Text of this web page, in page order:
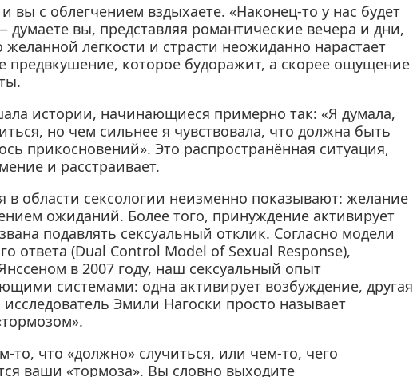
вы с облегчением вздыхаете. «Наконец-то у нас будет
думаете вы, представляя романтические вечера и дни,
лёгкости и страсти неожиданно нарастает
предвкушение, которое будоражит, а скорее ощущение
истории, начинающиеся примерно так: «Я думала,
но чем сильнее я чувствовала, что должна быть
прикосновений». Это распространённая ситуация,
и расстраивает.
в области сексологии неизменно показывают: желание
ожиданий. Более того, принуждение активирует
подавлять сексуальный отклик. Согласно модели
ответа (Dual Control Model of Sexual Response),
в 2007 году, наш сексуальный опыт
системами: одна активирует возбуждение, другая
исследователь Эмили Нагоски просто называет
то, что «должно» случиться, или чем-то, чего
ваши «тормоза». Вы словно выходите